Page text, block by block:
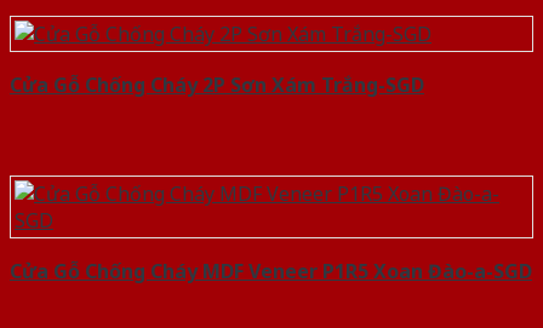
Cửa Gỗ Chống Cháy 2P Sơn Xám Trắng-SGD
Cửa Gỗ Chống Cháy MDF Veneer P1R5 Xoan Đào-a-SGD